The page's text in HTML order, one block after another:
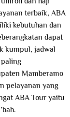
terbaik, ABA
kebutuhan dan
dapat
kumpul, jadwal
Mamberamo
pelayanan yang
ABA Tour yaitu